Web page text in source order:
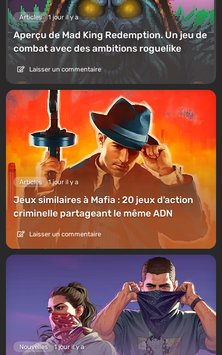
Articles 1 jour il y a
Aperçu de Mad King Redemption. Un jeu de
combat avec des ambitions roguelike
Laisser un commentaire
Articles 1 jour il y a
Jeux similaires à Mafia : 20 jeux d'action
criminelle partageant le même ADN
Laisser un commentaire
Nouvelles 1 jour il y a